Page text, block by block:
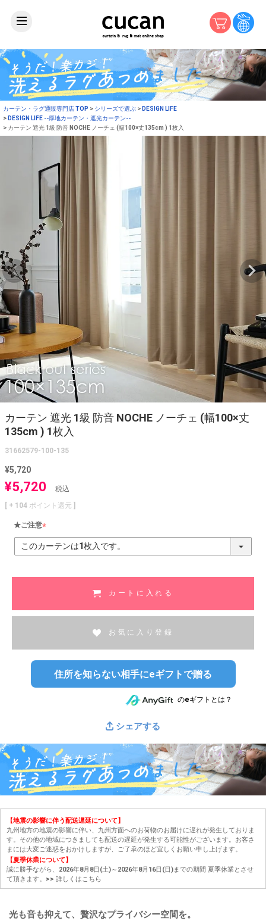
カーテン・ラグ通販専門店 TOP シリーズで選ぶ
DESIGN LIFE
DESIGN LIFE --厚地カーテン・遮光カーテン--
カーテン 遮光 1級 防音 NOCHE ノーチェ (幅100×丈135cm ) 1枚入
カーテン 遮光 1級 防音 NOCHE ノーチェ (幅100×丈
135cm ) 1枚入
31662579-100-135
¥5,720
¥5,720
税込
[ + 104 ポイント還元 ]
★ご注意
(
必
カートに入れる
お気に入り登録
住所を知らない相手にeギフトで贈る
のeギフトとは？
シェアする
【地震の影響に伴う配送遅延について】
九州地方の地震の影響に伴い、九州方面へのお荷物のお届けに遅れが発生しておりま
す。その他の地域につきましても配送の遅延が発生する可能性がございます。お客さ
まには大変ご迷惑をおかけしますが、ご了承のほど宜しくお願い申し上げます。
【夏季休業について】
誠に勝手ながら、2026年8月8日(土)～2026年8月16日(日)までの期間 夏季休業とさせ
て頂きます。 >> 詳しくはこちら
光も音も抑えて、贅沢なプライバシー空間を。